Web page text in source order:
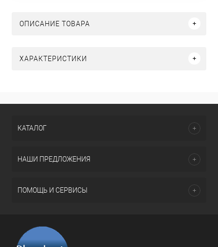
ОПИСАНИЕ ТОВАРА
ХАРАКТЕРИСТИКИ
КАТАЛОГ
НАШИ ПРЕДЛОЖЕНИЯ
ПОМОЩЬ И СЕРВИСЫ